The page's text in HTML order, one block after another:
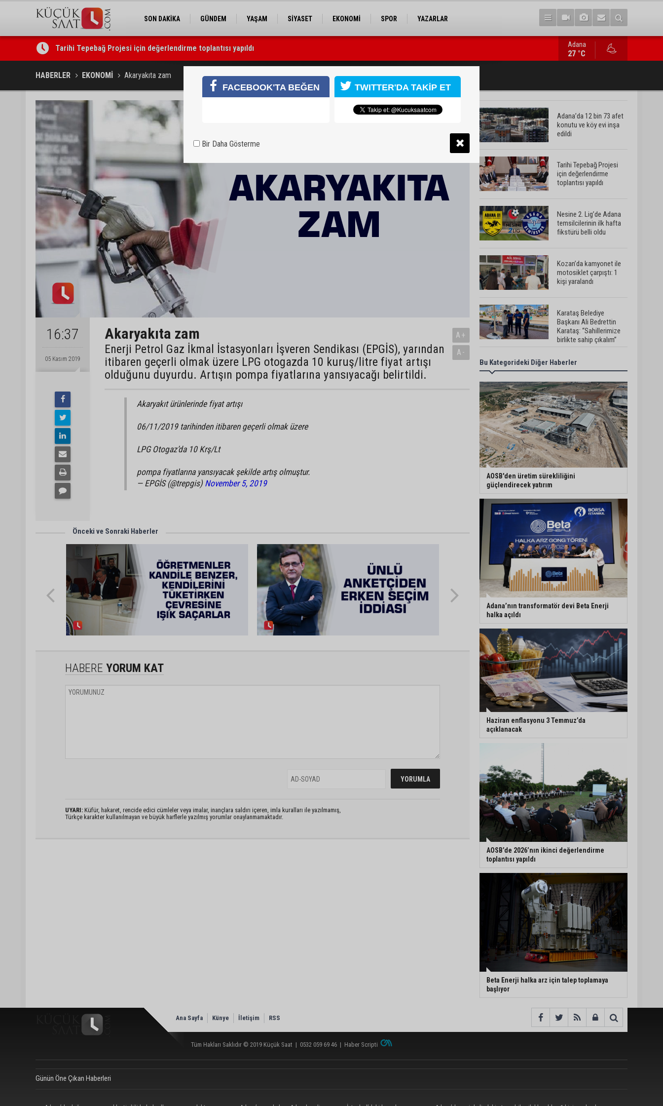
SON DAKİKA GÜNDEM YAŞAM SİYASET EKONOMİ SPOR YAZARLAR
Tarihi Tepebağ Projesi için değerlendirme toplantısı yapıldı Nesine 2. Lig’de Adana temsilcilerinin ilk hafta fikstürü belli
Adana
27 °C
HABERLER EKONOMİ Akaryakıta zam
16:37
05 Kasım 2019
Akaryakıta zam
Enerji Petrol Gaz İkmal İstasyonları İşveren Sendikası (EPGİS), yarından
itibaren geçerli olmak üzere LPG otogazda 10 kuruş/litre fiyat artışı
olduğunu duyurdu. Artışın pompa fiyatlarına yansıyacağı belirtildi.
A+
A-
Akaryakıt ürünlerinde fiyat artışı
06/11/2019 tarihinden itibaren geçerli olmak üzere
LPG Otogaz’da 10 Krş/Lt
pompa fiyatlarına yansıyacak şekilde artış olmuştur.
— EPGİS (@trepgis) November 5, 2019
Önceki ve Sonraki Haberler
HABERE YORUM KAT
UYARI: Küfür, hakaret, rencide edici cümleler veya imalar, inançlara saldırı içeren, imla kuralları ile yazılmamış,
Türkçe karakter kullanılmayan ve büyük harflerle yazılmış yorumlar onaylanmamaktadır.
Adana’da 12 bin 73 afet
konutu ve köy evi inşa
edildi
Tarihi Tepebağ Projesi
için değerlendirme
toplantısı yapıldı
Nesine 2. Lig’de Adana
temsilcilerinin ilk hafta
fikstürü belli oldu
Kozan’da kamyonet ile
motosiklet çarpıştı: 1
kişi yaralandı
Karataş Belediye
Başkanı Ali Bedrettin
Karataş: “Sahillerimize
birlikte sahip çıkalım”
Pozantı’da İlçe
Jandarma Komutanlığı
ekipleri vatandaşları
dijital dolandırıcılığa
karşı uyardı
Adana Lezzet Festivali
için stratejik hazırlık
toplantısı yapıldı
Adana’da 478 yıllık
Kemeraltı Camii’nde
sprey boya krizi:
artırılmasını istedi
Adana’ya acı haber:
Adanalı polis memuru
İstanbul’daki kazada
hayatını kaybetti
Feke Belediyesi’nden
Çondu Mahallesi’nde yol
çalışması
Bu Kategorideki Diğer Haberler
⁠AOSB'den üretim sürekliliğini
güçlendirecek yatırım
Adana’nın transformatör devi Beta Enerji
halka açıldı
Haziran enflasyonu 3 Temmuz’da
açıklanacak
AOSB’de 2026’nın ikinci değerlendirme
toplantısı yapıldı
Beta Enerji halka arz için talep toplamaya
başlıyor
Ana Sayfa Künye İletişim RSS
Tüm Hakları Saklıdır © 2019 Küçük Saat | 0532 059 69 46 | Haber Scripti
Günün Öne Çıkan Haberleri
FACEBOOK'TA BEĞEN TWITTER'DA TAKİP ET
Bir Daha Gösterme